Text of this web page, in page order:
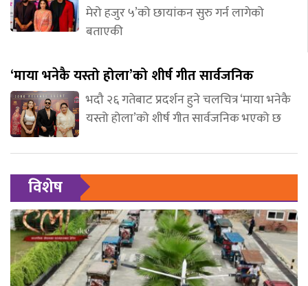
मेरो हजुर ५’को छायांकन सुरु गर्न लागेको
बताएकी
‘माया भनेकै यस्तो होला’को शीर्ष गीत सार्वजनिक
भदौ २६ गतेबाट प्रदर्शन हुने चलचित्र ‘माया भनेकै
यस्तो होला’को शीर्ष गीत सार्वजनिक भएको छ
विशेष